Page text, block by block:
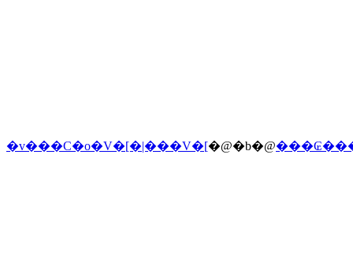
�v���C�o�V�[�|���V�[�@�b�@